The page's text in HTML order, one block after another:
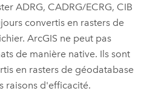
ADRG, CADRG/ECRG, CIB
convertis en rasters de
ArcGIS ne peut pas
de manière native. Ils sont
en rasters de géodatabase
raisons d'efficacité.